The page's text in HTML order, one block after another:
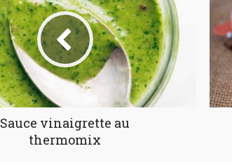
Sauce vinaigrette au
thermomix